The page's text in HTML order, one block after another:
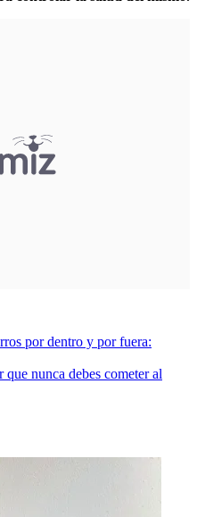
por dentro y por fuera:
que nunca debes cometer al